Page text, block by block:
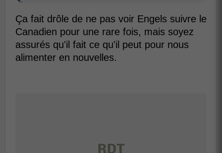
Ça fait drôle de ne pas voir Engels suivre le
Canadien pour une rare fois, mais soyez
assurés qu'il fait ce qu'il peut pour nous
alimenter en nouvelles.